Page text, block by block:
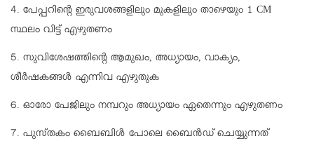
4. പേപ്പറിൻ്റെ ഇരുവശങ്ങളിലും മുകളിലും താഴെയും 1 CM
സ്ഥലം വിട്ട് എഴുതണം
5. സുവിശേഷത്തിൻ്റെ ആമുഖം, അധ്യായം, വാക്യം,
ശീർഷകങ്ങൾ എന്നിവ എഴുതുക
6. ഓരോ പേജിലും നമ്പറും അധ്യായം ഏതെന്നും എഴുതണം
7. പുസ്‌തകം ബൈബിൾ പോലെ ബൈൻഡ് ചെയ്യുന്നത്